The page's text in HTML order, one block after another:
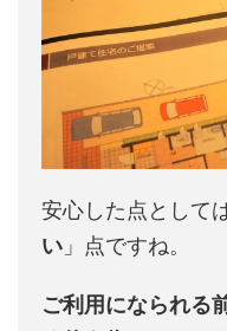
安心した点として
い 」点ですね。
ご利用になられる